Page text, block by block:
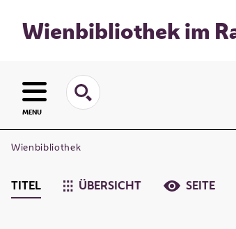
Wienbibliothek im
MENU
Wienbibliothek
TITEL ÜBERSICHT SEITE